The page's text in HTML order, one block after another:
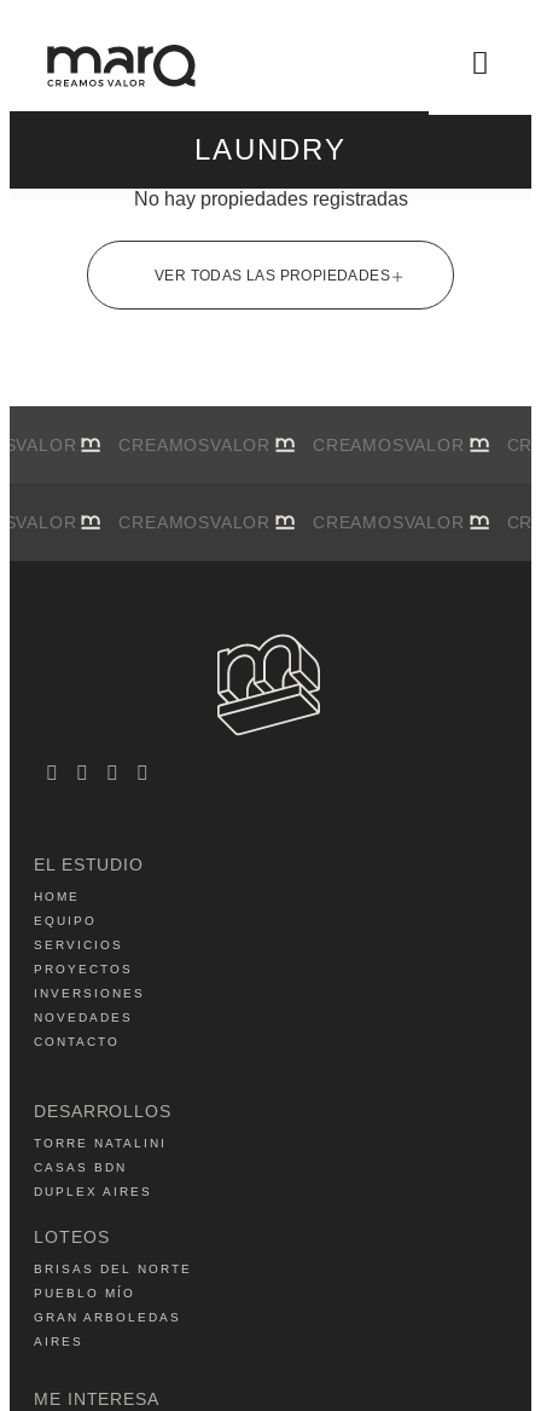
LAUNDRY
No hay propiedades registradas
VER TODAS LAS PROPIEDADES
VALOR CREAMOSVALOR CREAMOSVALOR
VALOR CREAMOSVALOR CREAMOSVALOR
ME INTERESA
EL ESTUDIO
HOME
EQUIPO
SERVICIOS
PROYECTOS
INVERSIONES
NOVEDADES
CONTACTO
DESARROLLOS
TORRE NATALINI
CASAS BDN
DUPLEX AIRES
LOTEOS
BRISAS DEL NORTE
PUEBLO MÍO
GRAN ARBOLEDAS
AIRES